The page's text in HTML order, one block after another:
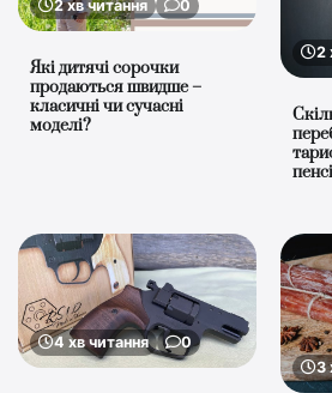
2 хв читання 0
Які дитячі сорочки
продаються швидше –
класичні чи сучасні
моделі?
2
4 хв читання 0
3